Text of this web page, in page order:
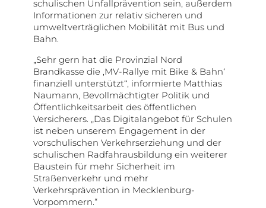
schulischen Unfallprävention sein, außerdem
Informationen zur relativ sicheren und
umweltverträglichen Mobilität mit Bus und
Bahn.
„Sehr gern hat die Provinzial Nord
Brandkasse die ‚MV-Rallye mit Bike & Bahn‘
finanziell unterstützt“, informierte Matthias
Naumann, Bevollmächtigter Politik und
Öffentlichkeitsarbeit des öffentlichen
Versicherers. „Das Digitalangebot für Schulen
ist neben unserem Engagement in der
vorschulischen Verkehrserziehung und der
schulischen Radfahrausbildung ein weiterer
Baustein für mehr Sicherheit im
Straßenverkehr und mehr
Verkehrsprävention in Mecklenburg-
Vorpommern.“